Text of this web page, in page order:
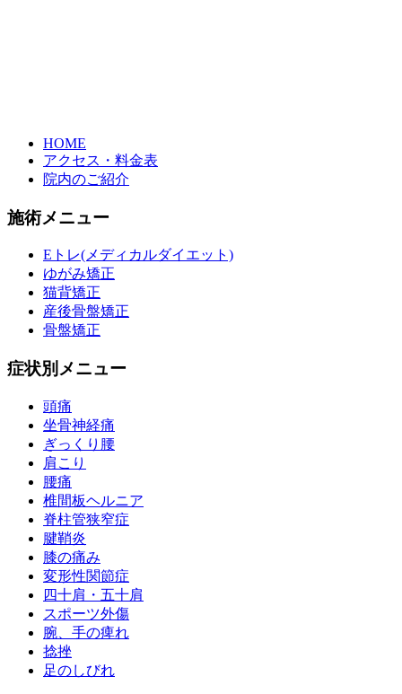
HOME
アクセス・料金表
院内のご紹介
施術メニュー
Eトレ(メディカルダイエット)
ゆがみ矯正
猫背矯正
産後骨盤矯正
骨盤矯正
症状別メニュー
頭痛
坐骨神経痛
ぎっくり腰
肩こり
腰痛
椎間板ヘルニア
脊柱管狭窄症
腱鞘炎
膝の痛み
変形性関節症
四十肩・五十肩
スポーツ外傷
腕、手の痺れ
捻挫
足のしびれ